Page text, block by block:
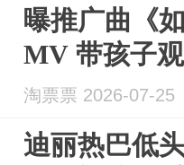
曝推广曲《
MV 带孩子
跨时空高燃
淘票票 2026-07-25
迪丽热巴低